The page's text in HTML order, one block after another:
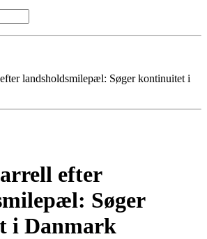
landsholdsmilepæl: Søger kontinuitet i
efter
Søger
i Danmark